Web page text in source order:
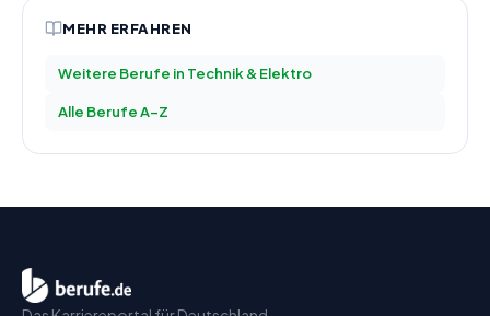
MEHR ERFAHREN
Weitere Berufe in Technik & Elektro
Alle Berufe A–Z